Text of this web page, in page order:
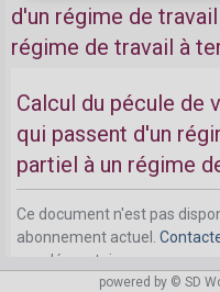
d'un régime de
régime de travail à
Calcul du pécule de
qui passent d'un
partiel à un régime
Ce document n'est pas
abonnement actuel.
supplémentaire.
powered by © SD